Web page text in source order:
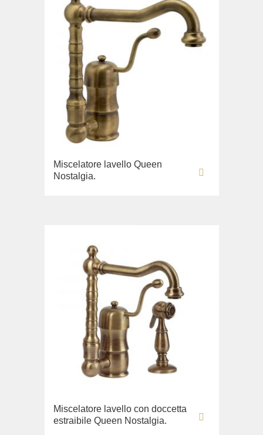
Miscelatore lavello Queen
Nostalgia.
Miscelatore lavello con doccetta
estraibile Queen Nostalgia.